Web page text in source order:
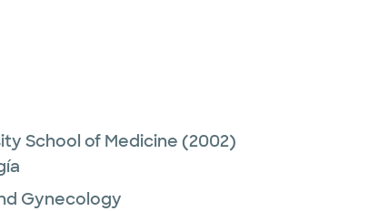
School of Medicine (2002)
Gynecology